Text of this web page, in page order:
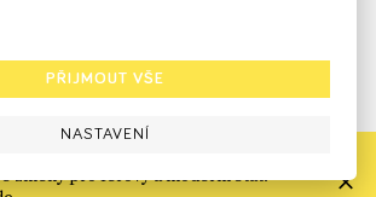
Její členské organizace však dál
změny pro férový a moderní stát.
PŘIJMOUT VŠE
NASTAVENÍ